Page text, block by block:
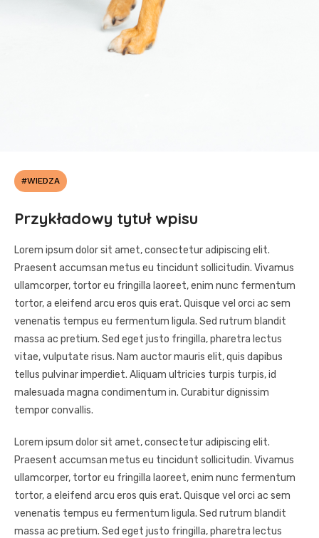
#WIEDZA
Przykładowy tytuł wpisu
Lorem ipsum dolor sit amet, consectetur adipiscing elit.
Praesent accumsan metus eu tincidunt sollicitudin. Vivamus
ullamcorper, tortor eu fringilla laoreet, enim nunc fermentum
tortor, a eleifend arcu eros quis erat. Quisque vel orci ac sem
venenatis tempus eu fermentum ligula. Sed rutrum blandit
massa ac pretium. Sed eget justo fringilla, pharetra lectus
vitae, vulputate risus. Nam auctor mauris elit, quis dapibus
tellus pulvinar imperdiet. Aliquam ultricies turpis turpis, id
malesuada magna condimentum in. Curabitur dignissim
tempor convallis.
Lorem ipsum dolor sit amet, consectetur adipiscing elit.
Praesent accumsan metus eu tincidunt sollicitudin. Vivamus
ullamcorper, tortor eu fringilla laoreet, enim nunc fermentum
tortor, a eleifend arcu eros quis erat. Quisque vel orci ac sem
venenatis tempus eu fermentum ligula. Sed rutrum blandit
massa ac pretium. Sed eget justo fringilla, pharetra lectus